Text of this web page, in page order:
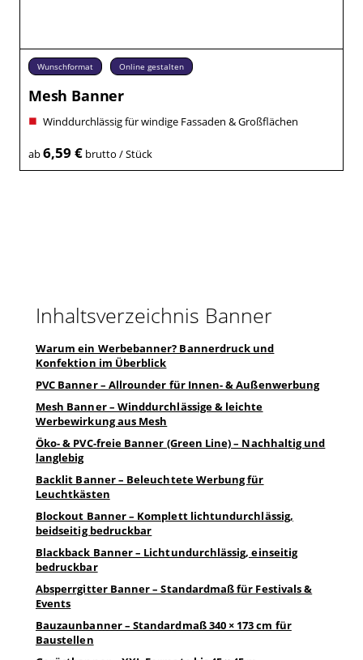
Wunschformat Online gestalten
Mesh Banner
Winddurchlässig für windige Fassaden & Großflächen
ab6,59 €brutto / Stück
Inhaltsverzeichnis Banner
Warum ein Werbebanner? Bannerdruck und
Konfektion im Überblick
PVC Banner – Allrounder für Innen- & Außenwerbung
Mesh Banner – Winddurchlässige & leichte
Werbewirkung aus Mesh
Öko- & PVC-freie Banner (Green Line) – Nachhaltig und
langlebig
Backlit Banner – Beleuchtete Werbung für
Leuchtkästen
Blockout Banner – Komplett lichtundurchlässig,
beidseitig bedruckbar
Blackback Banner – Lichtundurchlässig, einseitig
bedruckbar
Absperrgitter Banner – Standardmaß für Festivals &
Events
Bauzaunbanner – Standardmaß 340 × 173 cm für
Baustellen